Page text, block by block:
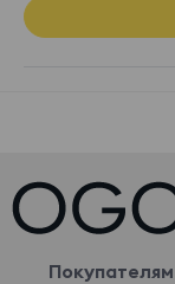
Покупателям